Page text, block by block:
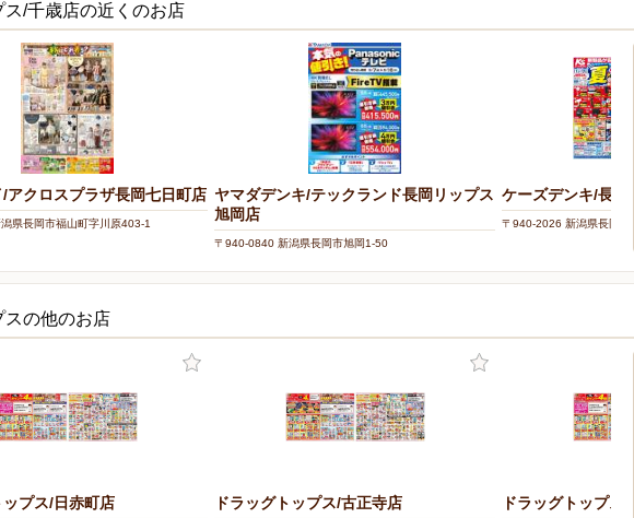
ス/千歳店の近くのお店
アクロスプラザ長岡七日町店
県長岡市福山町字川原403-1
ヤマダデンキ/テックランド長岡リップス
旭岡店
〒940-0840 新潟県長岡市旭岡1-50
ケーズデンキ/長岡
〒940-2026 新潟県長岡市
スの他のお店
ップス/日赤町店 ドラッグトップス/古正寺店 ドラッグトップス/